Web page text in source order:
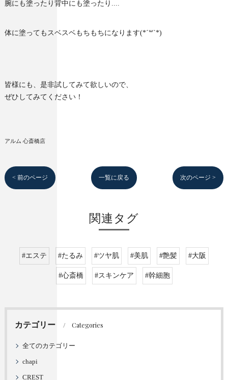
腕にも塗ったり背中にも塗ったり....
体に塗ってもスベスベもちもちになります(*´꒳`*)
皆様にも、是非試してみて欲しいので、
ぜひしてみてください！
アルム 心斎橋店
< 前のページ 一覧に戻る 次のページ >
関連タグ
#エステ #たるみ #ツヤ肌 #美肌 #艶髪 #大阪
#心斎橋 #スキンケア #幹細胞
カテゴリー Categories
全てのカテゴリー
chapi
CREST